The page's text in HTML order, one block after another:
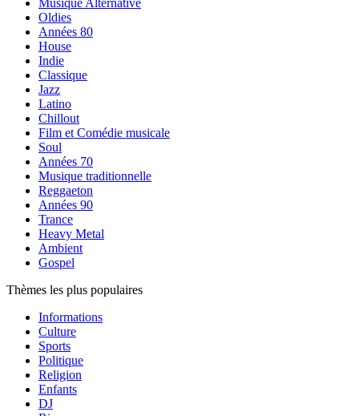
Musique Alternative
Oldies
Années 80
House
Indie
Classique
Jazz
Latino
Chillout
Film et Comédie musicale
Soul
Années 70
Musique traditionnelle
Reggaeton
Années 90
Trance
Heavy Metal
Ambient
Gospel
Thèmes les plus populaires
Informations
Culture
Sports
Politique
Religion
Enfants
DJ